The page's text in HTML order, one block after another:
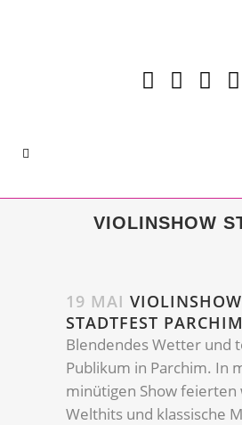
VIOLINSHOW
19 MAI VIOLINSHOW
STADTFEST PARCHIM
Blendendes Wetter und
Publikum in Parchim. In
minütigen Show feierten
Welthits und klassische